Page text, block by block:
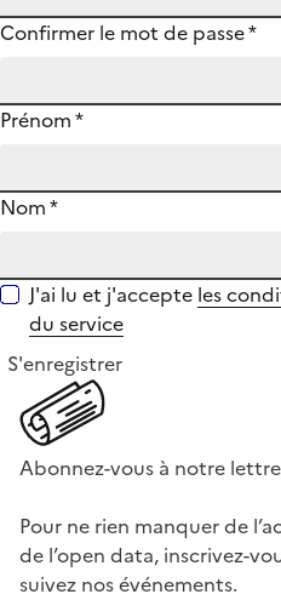
Confirmer le mot de passe*
Prénom*
Nom*
J'ai lu et j'accepte les
du service
S'enregistrer
Abonnez-vous à notre
Pour ne rien manquer de
de l’open data, inscrivez-
suivez nos événements.